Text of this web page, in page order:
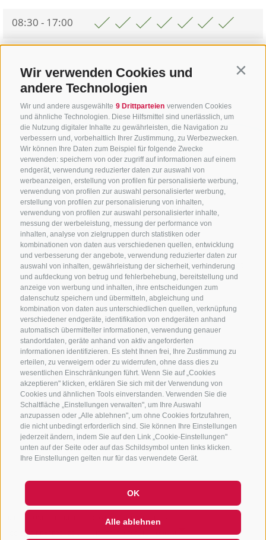
Wir verwenden Cookies und
andere Technologien
Wir und andere ausgewählte 9 Drittparteien verwenden Cookies
und ähnliche Technologien. Diese Hilfsmittel sind unerlässlich, um
die Nutzung digitaler Inhalte zu gewährleisten, die Navigation zu
verbessern und, vorbehaltlich Ihrer Zustimmung, zu Werbezwecken.
Wir können Ihre Daten zum Beispiel für folgende Zwecke
verwenden: speichern von oder zugriff auf informationen auf einem
endgerät, verwendung reduzierter daten zur auswahl von
werbeanzeigen, erstellung von profilen für personalisierte werbung,
verwendung von profilen zur auswahl personalisierter werbung,
erstellung von profilen zur personalisierung von inhalten,
verwendung von profilen zur auswahl personalisierter inhalte,
messung der werbeleistung, messung der performance von
inhalten, analyse von zielgruppen durch statistiken oder
kombinationen von daten aus verschiedenen quellen, entwicklung
und verbesserung der angebote, verwendung reduzierter daten zur
auswahl von inhalten, gewährleistung der sicherheit, verhinderung
und aufdeckung von betrug und fehlerbehebung, bereitstellung und
anzeige von werbung und inhalten, ihre entscheidungen zum
datenschutz speichern und übermitteln, abgleichung und
kombination von daten aus unterschiedlichen quellen, verknüpfung
verschiedener endgeräte, identifikation von endgeräten anhand
automatisch übermittelter informationen, verwendung genauer
standortdaten, geräte anhand von aktiv angeforderten
informationen identifizieren. Es steht Ihnen frei, Ihre Zustimmung zu
erteilen, zu verweigern oder zu widerrufen, ohne dass dies zu
wesentlichen Einschränkungen führt. Wenn Sie auf „Cookies
akzeptieren" klicken, erklären Sie sich mit der Verwendung von
Cookies und ähnlichen Tools einverstanden. Verwenden Sie die
Schaltfläche „Einstellungen verwalten", um Ihre Auswahl
anzupassen oder „Alle ablehnen", um ohne Cookies fortzufahren,
die nicht unbedingt erforderlich sind. Sie können Ihre Einstellungen
jederzeit ändern, indem Sie auf den Link „Cookie-Einstellungen"
unten auf der Seite oder auf das Schildsymbol unten links klicken.
Ihre Einstellungen gelten nur für das verwendete Gerät.
OK
Alle ablehnen
08:30 - 17:00
Zurück zur Übersicht
KONTAKTIERE UNS
+39 0472 765325/+39 0472 760608/+39 0472
632372
info@sterzing-ratschings.it
NEWSLETTER
Bleib am Laufenden
Newsletter Anmelden
COOKIE-RICHTLINIE
COOKIE PRÄFERENZEN
UID IT01518560212